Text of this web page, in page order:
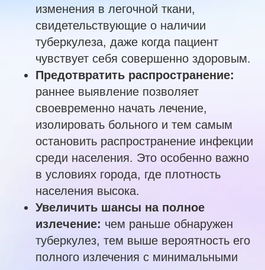
изменения в легочной ткани,
свидетельствующие о наличии
туберкулеза, даже когда пациент
чувствует себя совершенно здоровым.
Предотвратить распространение:
раннее выявление позволяет
своевременно начать лечение,
изолировать больного и тем самым
остановить распространение инфекции
среди населения. Это особенно важно
в условиях города, где плотность
населения высока.
Увеличить шансы на полное
излечение: чем раньше обнаружен
туберкулез, тем выше вероятность его
полного излечения с минимальными